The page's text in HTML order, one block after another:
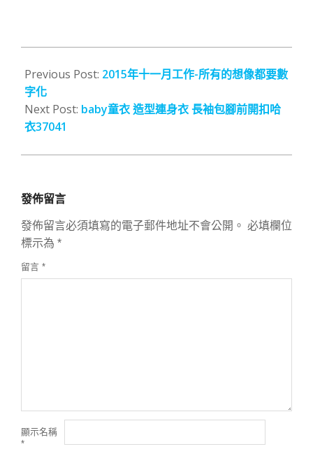
12-
20
Previous Post: 2015年十一月工作-所有的想像都要數
字化
Next Post: baby童衣 造型連身衣 長袖包腳前開扣哈
衣37041
發佈留言
發佈留言必須填寫的電子郵件地址不會公開。 必填欄位
標示為 *
留言 *
顯示名稱
*